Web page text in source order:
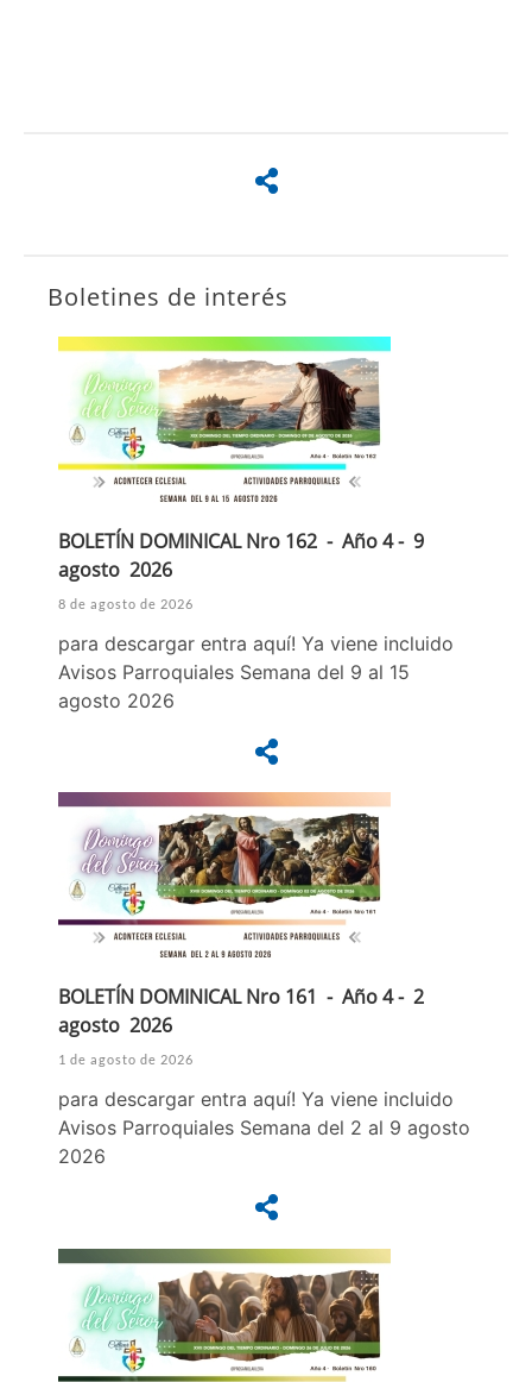
Boletines de interés
BOLETÍN DOMINICAL Nro 162 - Año 4 - 9
agosto 2026
8 de agosto de 2026
para descargar entra aquí! Ya viene incluido
Avisos Parroquiales Semana del 9 al 15
agosto 2026
BOLETÍN DOMINICAL Nro 161 - Año 4 - 2
agosto 2026
1 de agosto de 2026
para descargar entra aquí! Ya viene incluido
Avisos Parroquiales Semana del 2 al 9 agosto
2026